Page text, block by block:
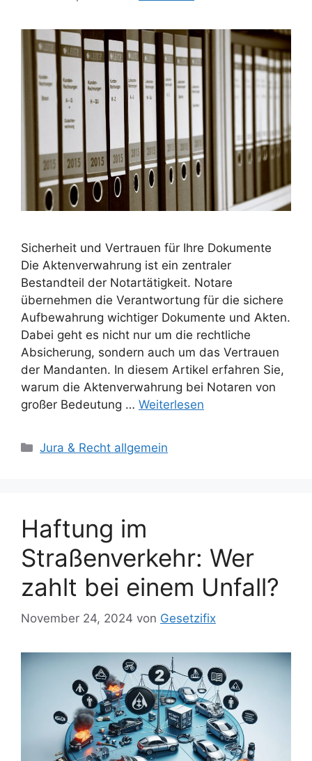
Sicherheit und Vertrauen für Ihre Dokumente
Die Aktenverwahrung ist ein zentraler
Bestandteil der Notartätigkeit. Notare
übernehmen die Verantwortung für die sichere
Aufbewahrung wichtiger Dokumente und Akten.
Dabei geht es nicht nur um die rechtliche
Absicherung, sondern auch um das Vertrauen
der Mandanten. In diesem Artikel erfahren Sie,
warum die Aktenverwahrung bei Notaren von
großer Bedeutung … Weiterlesen
Kategorien
Jura & Recht allgemein
Haftung im
Straßenverkehr: Wer
zahlt bei einem Unfall?
November 24, 2024 von Gesetzifix